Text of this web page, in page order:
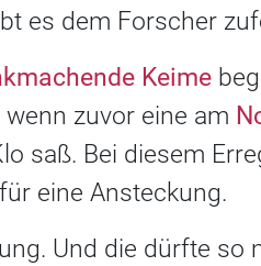
es dem Forscher
Keime
zuvor eine am
saß. Bei diesem
eine Ansteckung.
Und die dürfte so